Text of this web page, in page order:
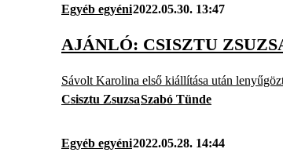
Egyéb egyéni2022.05.30. 13:47
AJÁNLÓ: CSISZTU
Sávolt Karolina első kiállítása után
Csisztu ZsuzsaSzabó Tünde
Egyéb egyéni2022.05.28. 14:44